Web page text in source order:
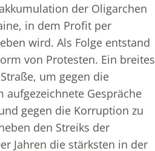
der Oligarchen
in dem Profit per
wird. Als Folge entstand
von Protesten. Ein breites
um gegen die
aufgezeichnete Gespräche
gegen die Korruption zu
den Streiks der
Jahren die stärksten in der